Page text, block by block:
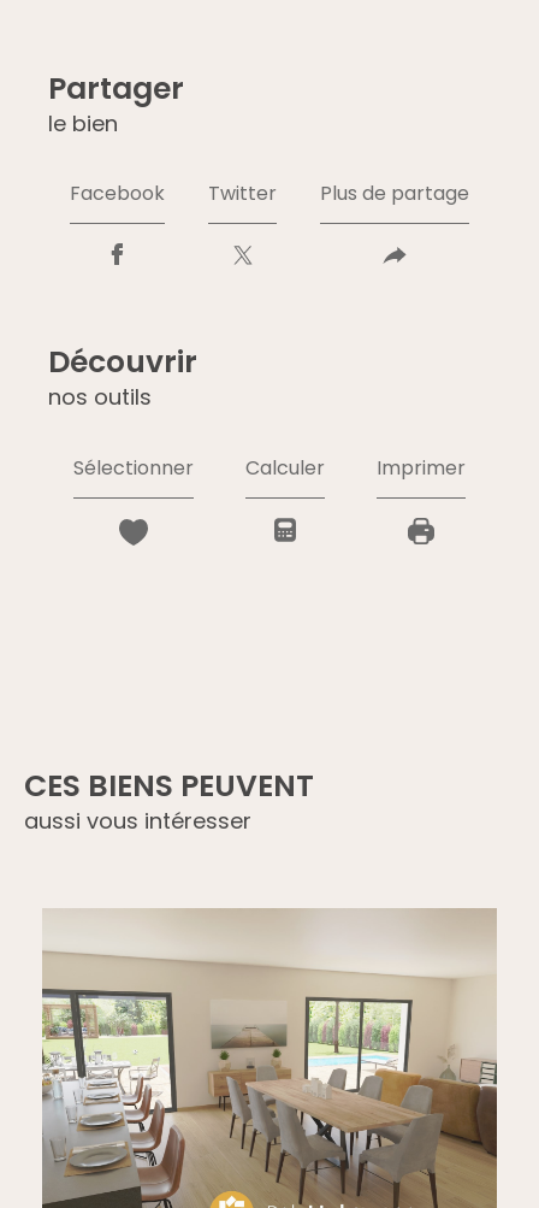
partager
le bien
Facebook Twitter Plus de partage
découvrir
nos outils
Sélectionner Calculer Imprimer
CES BIENS PEUVENT
aussi vous intéresser